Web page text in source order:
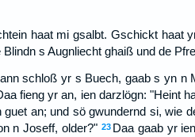
haat mi gsalbt. Gschickt haat
s Augnliecht ghaiß und de
schloß yr s Buech, gaab s yn n
fieng yr an, ien darzlögn: "Heint
an; und sö gwundernd si, wie
n Joseff, older?" 23 Daa gaab yr